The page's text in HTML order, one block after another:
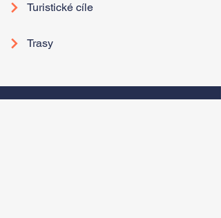
Turistické cíle
Trasy